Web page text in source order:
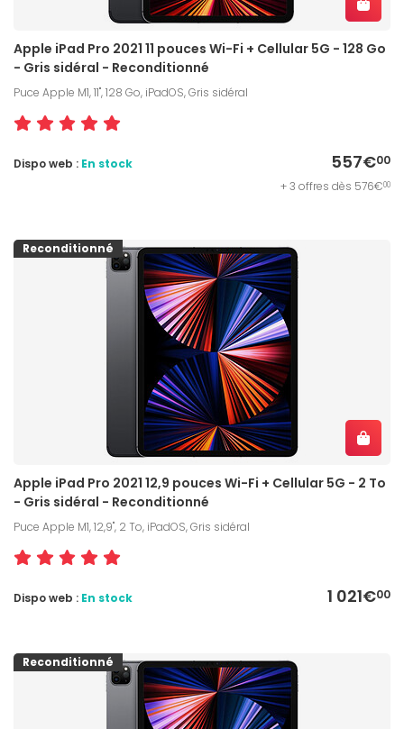
Apple iPad Pro 2021 11 pouces Wi-Fi + Cellular 5G - 128 Go
- Gris sidéral - Reconditionné
Puce Apple M1, 11", 128 Go, iPadOS, Gris sidéral
557€00
Dispo web : En stock
+ 3 offres dès 576€00
Reconditionné
Apple iPad Pro 2021 12,9 pouces Wi-Fi + Cellular 5G - 2 To
- Gris sidéral - Reconditionné
Puce Apple M1, 12,9", 2 To, iPadOS, Gris sidéral
1 021€00
Dispo web : En stock
Reconditionné